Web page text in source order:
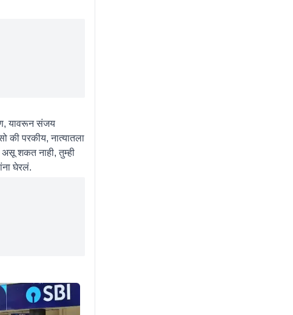
यावरून संजय
की परकीय, नात्यातला
असू शकत नाही, तुम्ही
घेरलं.